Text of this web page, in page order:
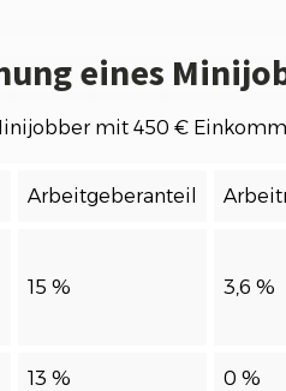
eines
mit 450 €
Arbeitgeberanteil
15 % 3,6 %
13 % 0 %